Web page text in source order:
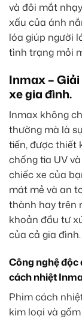
và đôi mắt
xấu của ánh
lóa giúp người
tình trạng mỏi
Inmax –
xe gia đình.
Inmax không
thường mà là
tiến, được thiết
chống tia UV
chiếc xe của
mát mẻ và an
thành hay trên
khoản đầu tư
của cả gia đình.
Công nghệ
cách nhiệt
Phim cách
kim loại và